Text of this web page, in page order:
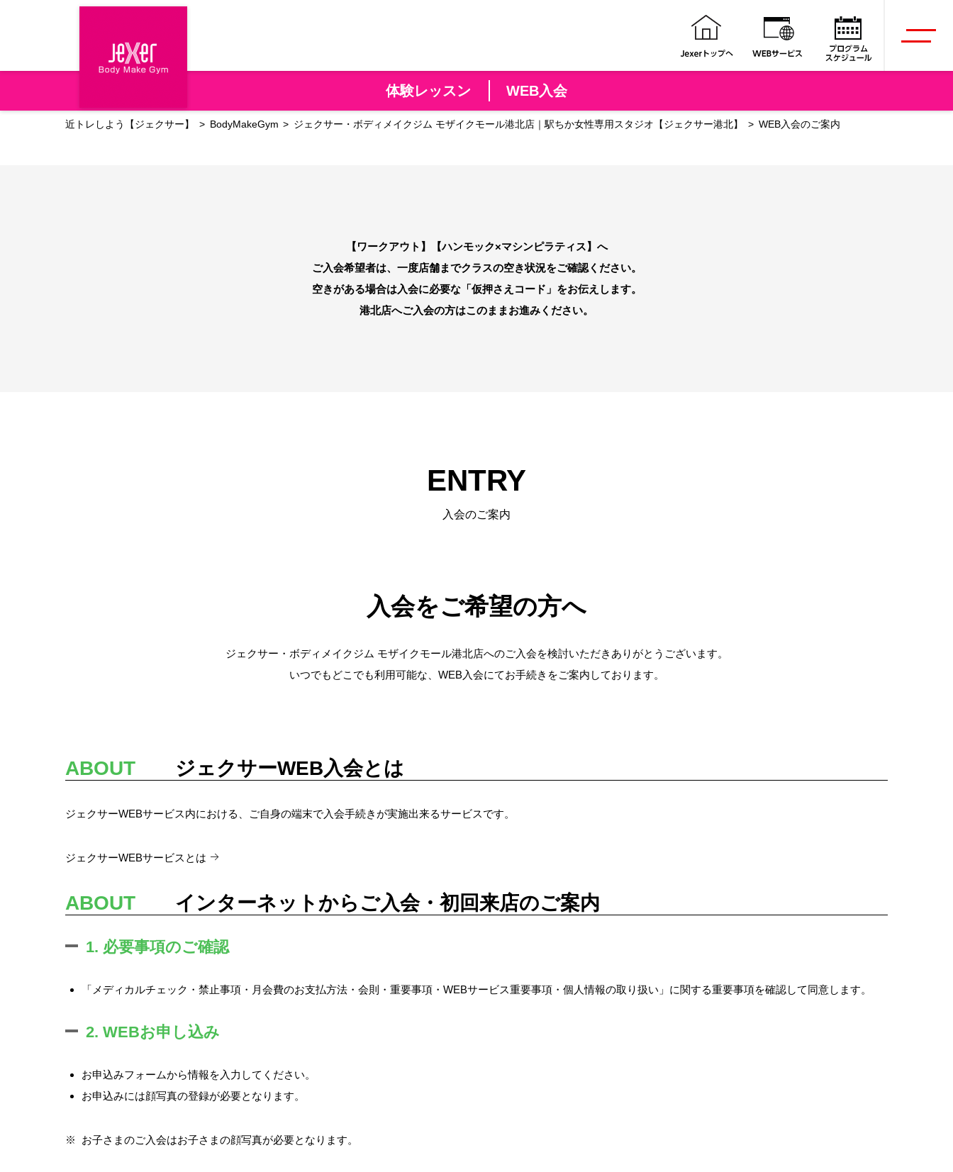
体験レッスン WEB入会
近トレしよう【ジェクサー】 BodyMakeGym ジェクサー・ボディメイクジム モザイクモール港北店｜駅ちか女性専用スタジオ【ジェクサー港北】 WEB入会のご案内
【ワークアウト】【ハンモック×マシンピラティス】へ
ご入会希望者は、一度店舗までクラスの空き状況をご確認ください。
空きがある場合は入会に必要な「仮押さえコード」をお伝えします。
港北店へご入会の方はこのままお進みください。
ENTRY
入会のご案内
入会をご希望の方へ
ジェクサー・ボディメイクジム モザイクモール港北店へのご入会を検討いただきありがとうございます。
いつでもどこでも利用可能な、WEB入会にてお手続きをご案内しております。
ABOUT ジェクサーWEB入会とは
ジェクサーWEBサービス内における、ご自身の端末で入会手続きが実施出来るサービスです。
ジェクサーWEBサービスとは
ABOUT インターネットからご入会・初回来店のご案内
1. 必要事項のご確認
「メディカルチェック・禁止事項・月会費のお支払方法・会則・重要事項・WEBサービス重要事項・個人情報の取り扱い」に関する重要事項を確認して同意します。
2. WEBお申し込み
お申込みフォームから情報を入力してください。
お申込みには顔写真の登録が必要となります。
※ お子さまのご入会はお子さまの顔写真が必要となります。